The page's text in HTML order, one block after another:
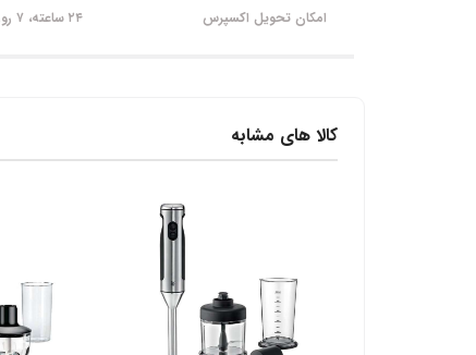
امکان تحویل اکسپرس ۲۴ ساعته، ۷ روز هفته
کالا های مشابه